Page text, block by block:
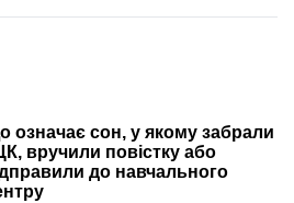
означає сон, у якому забрали
вручили повістку або
до навчального